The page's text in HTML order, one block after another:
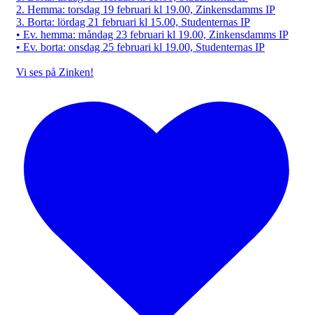
2. Hemma: torsdag 19 februari kl 19.00, Zinkensdamms IP
3. Borta: lördag 21 februari kl 15.00, Studenternas IP
• Ev. hemma: måndag 23 februari kl 19.00, Zinkensdamms IP
• Ev. borta: onsdag 25 februari kl 19.00, Studenternas IP
Vi ses på Zinken!